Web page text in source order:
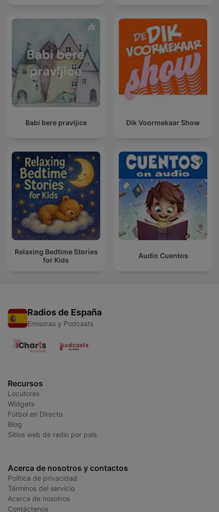
Babi bere pravljice Dik Voormekaar Show
Relaxing Bedtime Stories
for Kids
Audio Cuentos
Radios de España
Emisoras y Podcasts
Recursos
Locutores
Widgets
Fútbol en Directo
Blog
Sitios web de radio por país
Acerca de nosotros y contactos
Política de privacidad
Términos del servicio
Acerca de nosotros
Contáctenos